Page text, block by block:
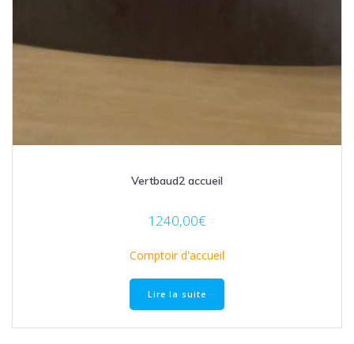
Vertbaud2 accueil
1240,00€
Comptoir d'accueil
Lire la suite